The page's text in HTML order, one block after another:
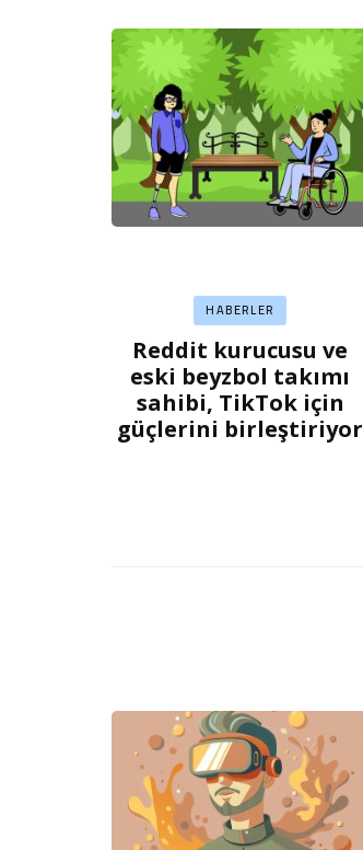
HABERLER
Reddit kurucusu ve
eski beyzbol takımı
sahibi, TikTok için
güçlerini birleştiriyor